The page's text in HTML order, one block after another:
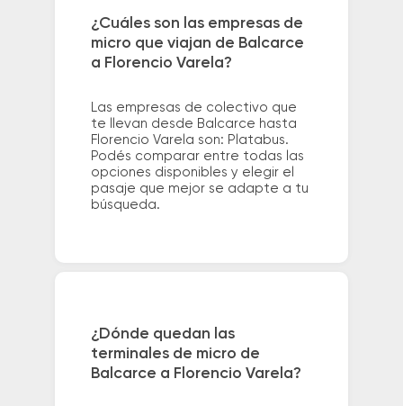
¿Cuáles son las empresas de
micro que viajan de Balcarce
a Florencio Varela?
Las empresas de colectivo que
te llevan desde Balcarce hasta
Florencio Varela son: Platabus.
Podés comparar entre todas las
opciones disponibles y elegir el
pasaje que mejor se adapte a tu
búsqueda.
¿Dónde quedan las
terminales de micro de
Balcarce a Florencio Varela?